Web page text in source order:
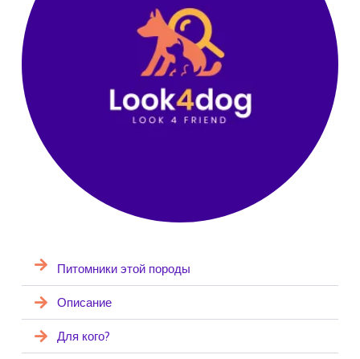
Питомники этой породы
Описание
Для кого?